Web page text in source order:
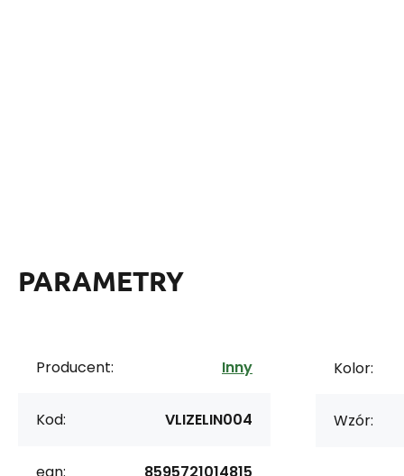
PARAMETRY
Producent: Inny
Kod: VLIZELIN004
Kolor:
Wzór: